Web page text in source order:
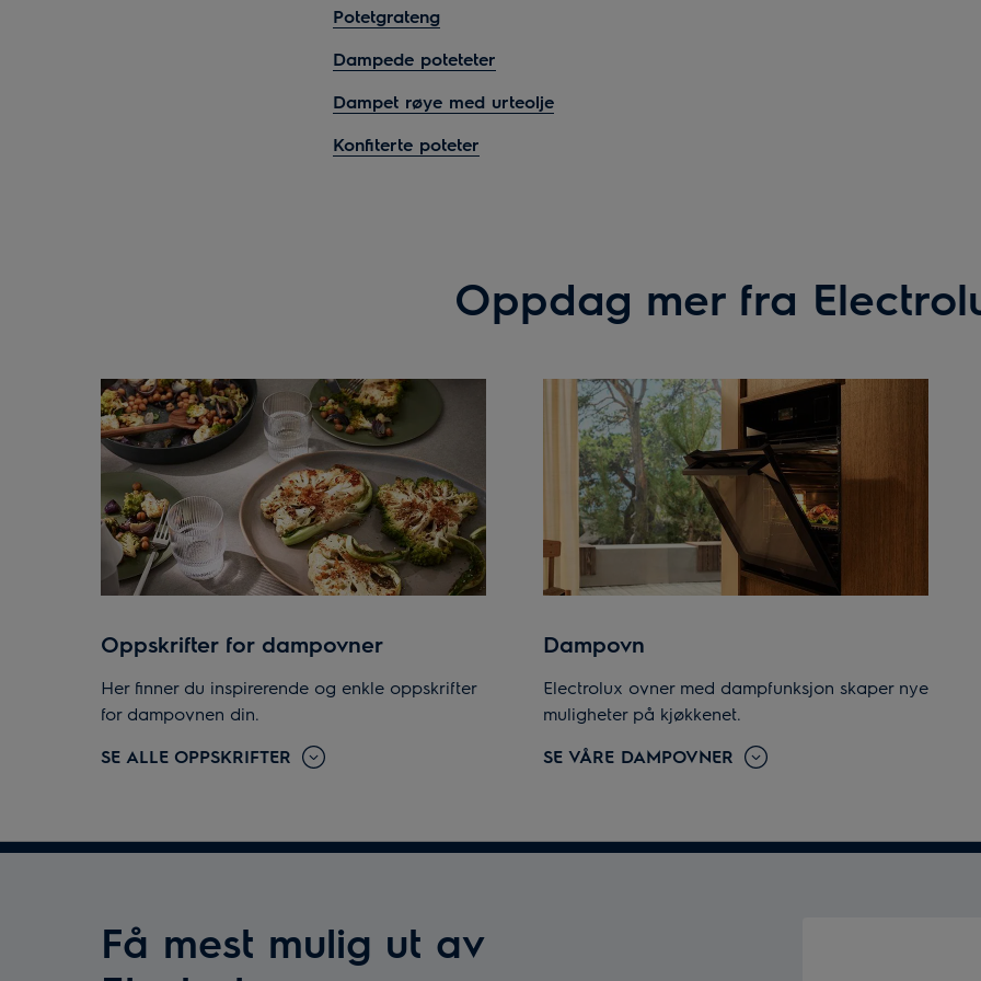
Potetgrateng
Dampede poteteter
Dampet røye med urteolje
Konfiterte poteter
Oppdag mer fra
Oppskrifter for dampovner
Her finner du inspirerende og enkle oppskrifter
for dampovnen din.
SE ALLE OPPSKRIFTER
Dampovn
Electrolux ovner med dampfunksjon skaper nye
muligheter på kjøkkenet.
SE VÅRE DAMPOVNER
Få mest mulig ut av